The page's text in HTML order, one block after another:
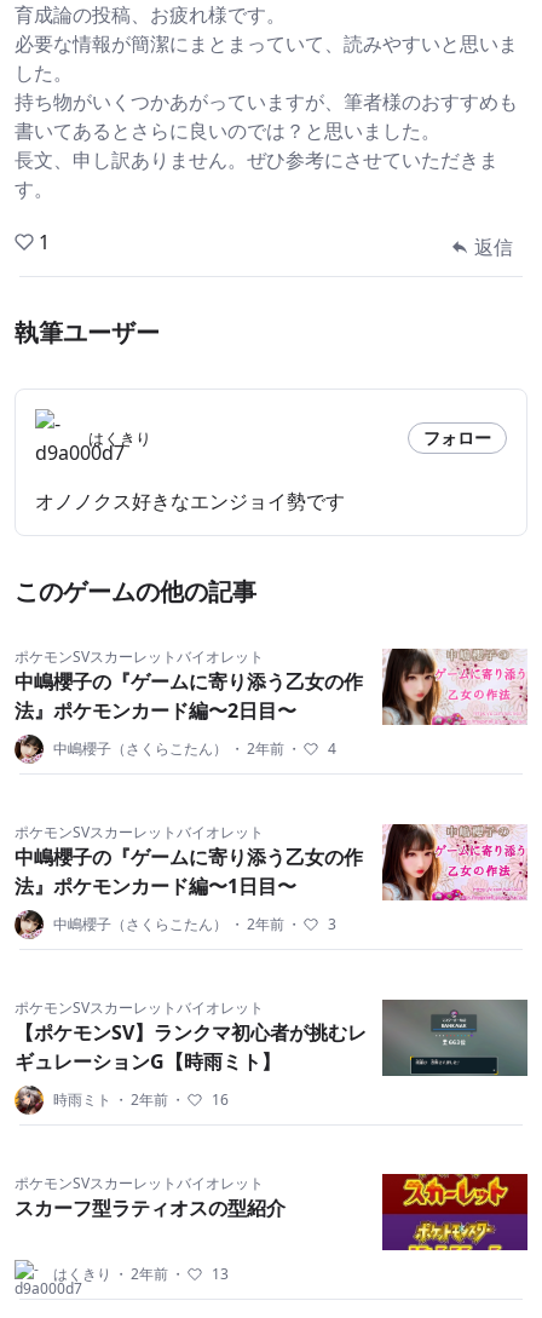
育成論の投稿、お疲れ様です。
必要な情報が簡潔にまとまっていて、読みやすいと思いま
した。
持ち物がいくつかあがっていますが、筆者様のおすすめも
書いてあるとさらに良いのでは？と思いました。
長文、申し訳ありません。ぜひ参考にさせていただきま
す。
1
返信
執筆ユーザー
はくきり フォロー
オノノクス好きなエンジョイ勢です
このゲームの他の記事
ポケモンSVスカーレットバイオレット
中嶋櫻子の『ゲームに寄り添う乙女の作
法』ポケモンカード編〜2日目〜
中嶋櫻子（さくらこたん） ・ 2年前 ・ 4
ポケモンSVスカーレットバイオレット
中嶋櫻子の『ゲームに寄り添う乙女の作
法』ポケモンカード編〜1日目〜
中嶋櫻子（さくらこたん） ・ 2年前 ・ 3
ポケモンSVスカーレットバイオレット
【ポケモンSV】ランクマ初心者が挑むレ
ギュレーションG【時雨ミト】
時雨ミト ・ 2年前 ・ 16
ポケモンSVスカーレットバイオレット
スカーフ型ラティオスの型紹介
はくきり ・ 2年前 ・ 13